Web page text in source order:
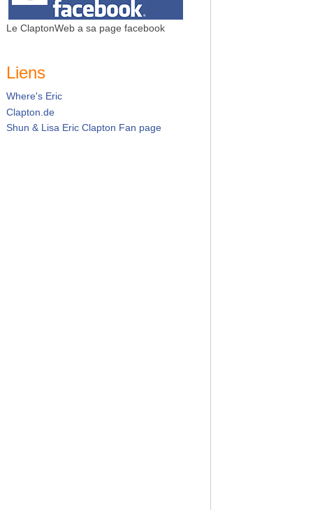
Le ClaptonWeb a sa page facebook
Liens
Where's Eric
Clapton.de
Shun & Lisa Eric Clapton Fan page